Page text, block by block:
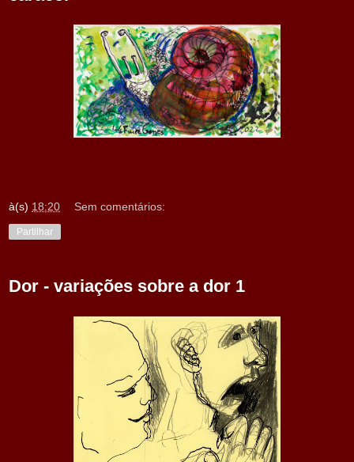
à(s) 18:20 Sem comentários:
Partilhar
Dor - variações sobre a dor 1